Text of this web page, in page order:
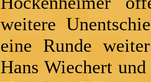
weitere
eine Runde
Hans Wiechert